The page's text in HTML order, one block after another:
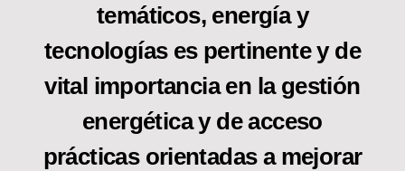
temáticos, energía y
tecnologías es pertinente y de
vital importancia en la gestión
energética y de acceso
prácticas orientadas a mejorar